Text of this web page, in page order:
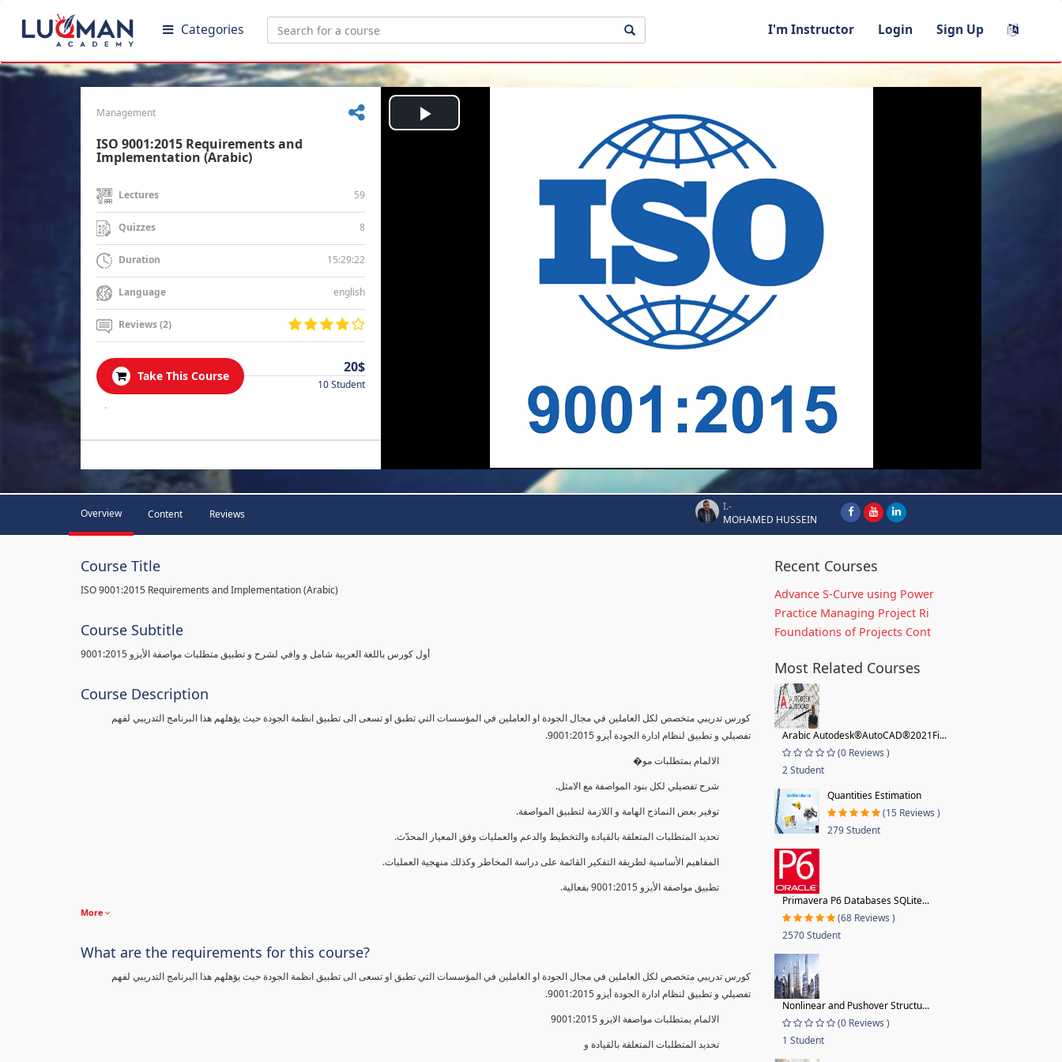
Categories I'm Instructor Login Sign Up
Management
ISO 9001:2015 Requirements and
Implementation (Arabic)
Lectures 59
Quizzes 8
Duration 15:29:22
Language english
Reviews (2)
Take This Course
20$
10 Student
.
Play
Overview Content Reviews
I.-
MOHAMED HUSSEIN
Course Title
ISO 9001:2015 Requirements and Implementation (Arabic)
Course Subtitle
أول كورس باللغة العربية شامل و وافي لشرح و تطبيق متطلبات مواصفة الأيزو 9001:2015
Course Description
كورس تدريبي متخصص لكل العاملين في مجال الجودة او العاملين في المؤسسات التي تطبق او تسعى الى تطبيق انظمة الجودة حيث يؤهلهم هذا البرنامج التدريبي لفهم
تفصيلي و تطبيق لنظام ادارة الجودة أيزو 9001:2015.
الالمام بمتطلبات مو�
شرح تفصيلي لكل بنود المواصفة مع الامثل.
توفير بعض النماذج الهامة و اللازمة لتطبيق المواصفة.
تحديد المتطلبات المتعلقة بالقيادة والتخطيط والدعم والعمليات وفق المعيار المحدّث.
المفاهيم الأساسية لطريقة التفكير القائمة على دراسة المخاطر وكذلك منهجية العمليات.
تطبيق مواصفة الأيزو 9001:2015 بفعالية.
More
What are the requirements for this course?
كورس تدريبي متخصص لكل العاملين في مجال الجودة او العاملين في المؤسسات التي تطبق او تسعى الى تطبيق انظمة الجودة حيث يؤهلهم هذا البرنامج التدريبي لفهم
تفصيلي و تطبيق لنظام ادارة الجودة أيزو 9001:2015.
الالمام بمتطلبات مواصفة الايزو 9001:2015
تحديد المتطلبات المتعلقة بالقيادة و
Recent Courses
Advance S-Curve using Power
Practice Managing Project Ri
Foundations of Projects Cont
Most Related Courses
Arabic Autodesk®AutoCAD®2021Fi...
(0 Reviews )
2 Student
Quantities Estimation
(15 Reviews )
279 Student
Primavera P6 Databases SQLite...
(68 Reviews )
2570 Student
Nonlinear and Pushover Structu...
(0 Reviews )
1 Student